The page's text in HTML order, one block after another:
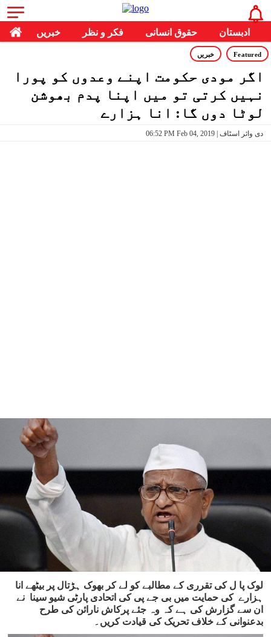
خبریں فکر و نظر حقوق انسانی ادبستان
Featured خبریں
اگر مودی حکومت اپنے وعدوں کو پورا
نہیں کرتی تو میں اپنا پدم بھوشن
لوٹا دوں گا: انا ہزارے
06:52 PM Feb 04, 2019 | دی وائر اسٹاف
لوک پا ل کی تقرری کے مطالبے کو لے کر بھوک ہڑتال پر بیٹھے انا
ہزارے کی حمایت میں بی جے پی کی اتحادی پارٹی شیو سینا نے
ان سے گزارش کی ہے کہ وہ جئے پرکاش نارائن کی طرح
بدعنوانی کے خلاف تحریک کی قیادت کریں۔